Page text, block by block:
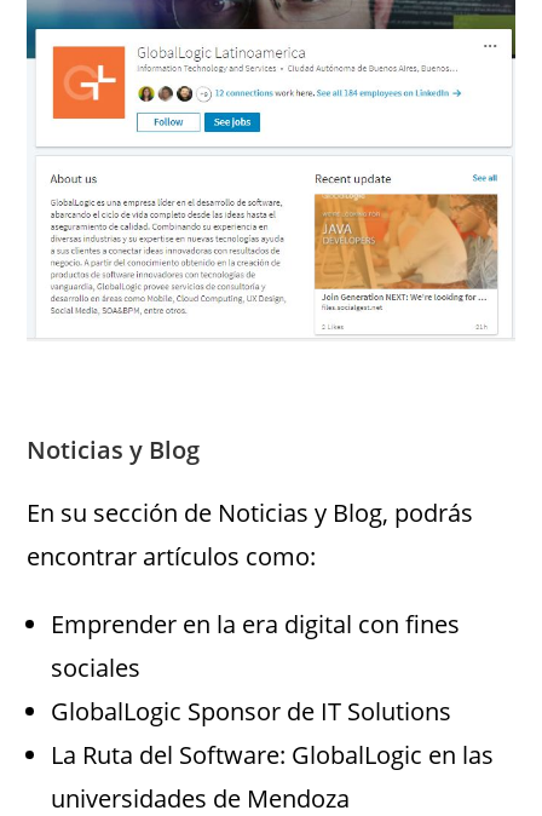
Noticias y Blog
En su sección de Noticias y Blog, podrás
encontrar artículos como:
Emprender en la era digital con fines
sociales
GlobalLogic Sponsor de IT Solutions
La Ruta del Software: GlobalLogic en las
universidades de Mendoza